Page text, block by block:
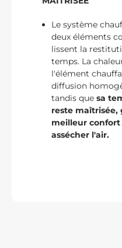
Le système
deux éléments
lissent la
temps. La
l'élément
diffusion
tandis que sa
reste maîtrisée,
meilleur
assécher l'air.